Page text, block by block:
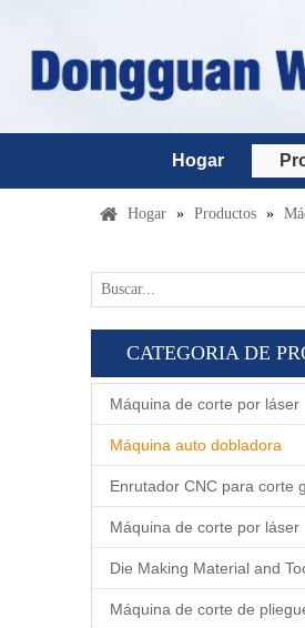
Hogar
Hogar » Productos »
CATEGORIA DE
Máquina de corte por láser
Máquina auto dobladora
Enrutador CNC para corte
Máquina de corte por láser
Die Making Material and